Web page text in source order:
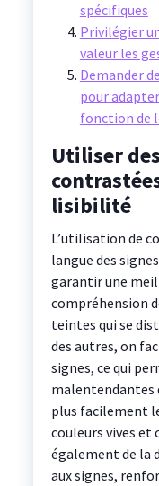
spécifiques
Privilégier
valeur les
Demander
pour
fonction de
Utiliser
lisibilité
L’utilisation de
langue des
garantir une
compréhension
teintes qui se
des autres, on
signes, ce qui
malentendantes
plus facilement
couleurs vives
également de la
aux signes,